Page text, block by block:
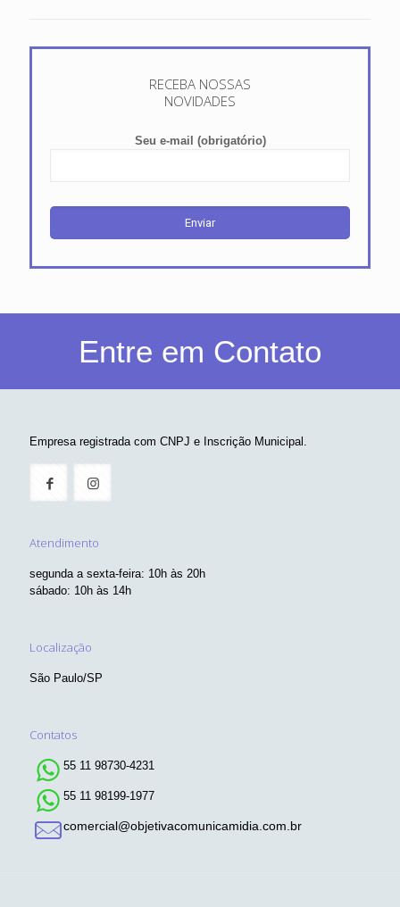
RECEBA NOSSAS
NOVIDADES
Seu e-mail (obrigatório)
Entre em Contato
Empresa registrada com CNPJ e Inscrição Municipal.
Atendimento
segunda a sexta-feira: 10h às 20h
sábado: 10h às 14h
Localização
São Paulo/SP
Contatos
55 11 98730-4231
55 11 98199-1977
comercial@objetivacomunicamidia.com.br